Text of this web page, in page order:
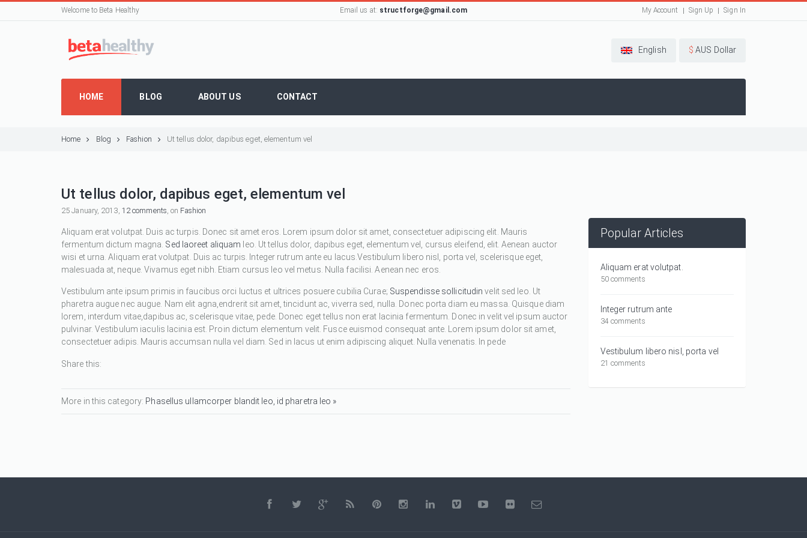
Welcome to Beta Healthy Email us at: structforge@gmail.com My Account Sign Up Sign In
English $ AUS Dollar
HOME BLOG ABOUT US CONTACT
Home Blog Fashion Ut tellus dolor, dapibus eget, elementum vel
Ut tellus dolor, dapibus eget, elementum vel
25 January, 2013, 12 comments, on Fashion
Aliquam erat volutpat. Duis ac turpis. Donec sit amet eros. Lorem ipsum dolor sit amet, consectetuer adipiscing elit. Mauris
fermentum dictum magna. Sed laoreet aliquam leo. Ut tellus dolor, dapibus eget, elementum vel, cursus eleifend, elit. Aenean auctor
wisi et urna. Aliquam erat volutpat. Duis ac turpis. Integer rutrum ante eu lacus.Vestibulum libero nisl, porta vel, scelerisque eget,
malesuada at, neque. Vivamus eget nibh. Etiam cursus leo vel metus. Nulla facilisi. Aenean nec eros.
Vestibulum ante ipsum primis in faucibus orci luctus et ultrices posuere cubilia Curae; Suspendisse sollicitudin velit sed leo. Ut
pharetra augue nec augue. Nam elit agna,endrerit sit amet, tincidunt ac, viverra sed, nulla. Donec porta diam eu massa. Quisque diam
lorem, interdum vitae,dapibus ac, scelerisque vitae, pede. Donec eget tellus non erat lacinia fermentum. Donec in velit vel ipsum auctor
pulvinar. Vestibulum iaculis lacinia est. Proin dictum elementum velit. Fusce euismod consequat ante. Lorem ipsum dolor sit amet,
consectetuer adipis. Mauris accumsan nulla vel diam. Sed in lacus ut enim adipiscing aliquet. Nulla venenatis. In pede
Share this:
More in this category: Phasellus ullamcorper blandit leo, id pharetra leo »
Popular Articles
Aliquam erat volutpat.
50 comments
Integer rutrum ante
34 comments
Vestibulum libero nisl, porta vel
21 comments